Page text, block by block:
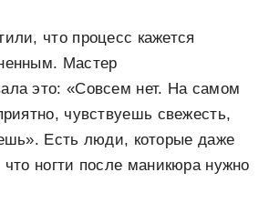
что процесс кажется
Мастер
это: «Совсем нет. На самом
чувствуешь свежесть,
Есть люди, которые даже
ногти после маникюра нужно